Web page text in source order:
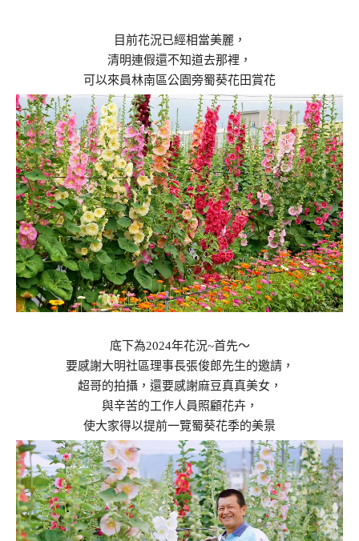
目前花況已經相當美麗，
清明連假還不知道去那裡，
可以來員林南區公園旁蜀葵花田賞花
底下為2024年花況~首先～
要感謝大明社區理事長張俊郎先生的邀請，
超哥的拍攝，還要感謝麻豆真真美女，
與辛苦的工作人員照顧花卉，
使大家得以提前一覽蜀葵花季的美景